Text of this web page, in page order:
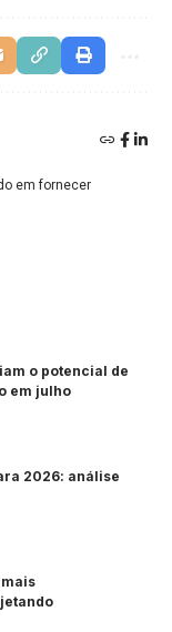
em fornecer
o potencial de
em julho
2026: análise